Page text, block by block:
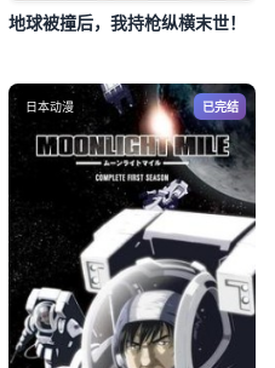
地球被撞后，我持枪纵横末世！
日本动漫 已完结